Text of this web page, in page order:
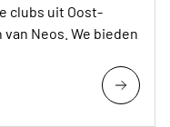
clubs uit Oost-
Neos. We bieden